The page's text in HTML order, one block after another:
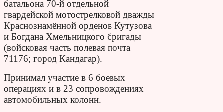
батальона 70-й отдельной
гвардейской мотострелковой дважды
Краснознамённой орденов Кутузова
и Богдана Хмельницкого бригады
(войсковая часть полевая почта
71176; город Кандагар).
Принимал участие в 6 боевых
операциях и в 23 сопровождениях
автомобильных колонн.